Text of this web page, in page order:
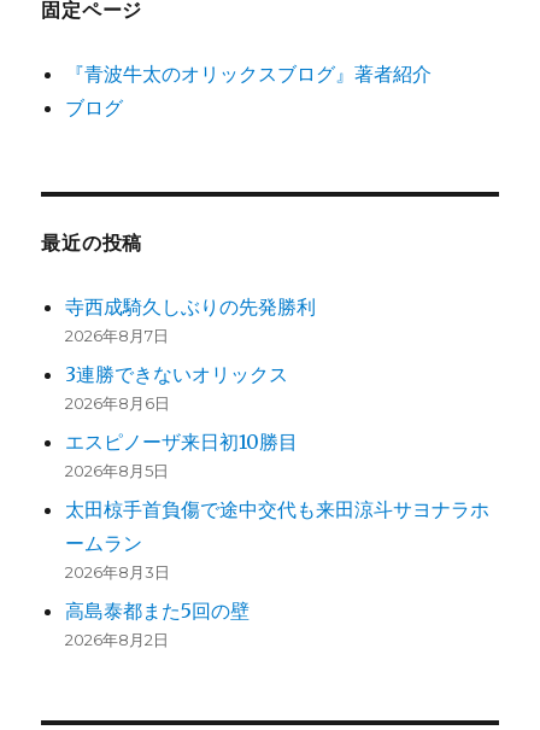
固定ページ
『青波牛太のオリックスブログ』著者紹介
ブログ
最近の投稿
寺西成騎久しぶりの先発勝利
2026年8月7日
3連勝できないオリックス
2026年8月6日
エスピノーザ来日初10勝目
2026年8月5日
太田椋手首負傷で途中交代も来田涼斗サヨナラホ
ームラン
2026年8月3日
高島泰都また5回の壁
2026年8月2日